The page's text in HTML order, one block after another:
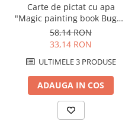
Carte de pictat cu apa
"Magic painting book Bugs",
Usborne
58,14 RON
33,14 RON
ULTIMELE 3 PRODUSE
ADAUGA IN COS